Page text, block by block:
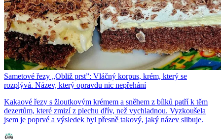
Sametové řezy „Obliž prst”: Vláčný korpus, krém, který se
rozplývá. Název, který opravdu nic nepřehání
Kakaové řezy s žloutkovým krémem a sněhem z bílků patří k těm
dezertům, které zmizí z plechu dřív, než vychladnou. Vyzkoušela
jsem je poprvé a výsledek byl přesně takový, jaký název slibuje.